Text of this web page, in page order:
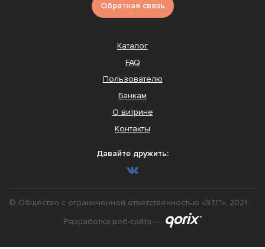
Обратная связь
Каталог
FAQ
Пользователю
Банкам
О витрине
Контакты
Давайте дружить:
© Общество с ограниченной ответственностью «ЭТП», 2021
Разработка веб-сайта —